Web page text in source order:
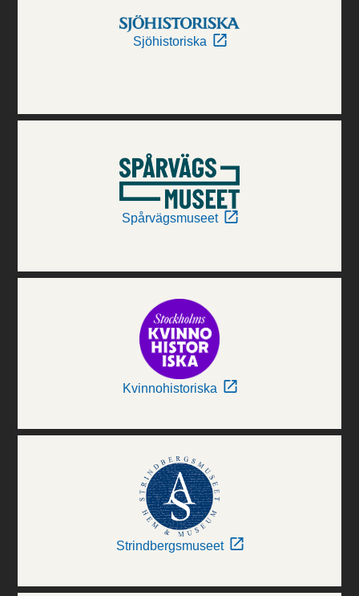
Sjöhistoriska
Spårvägsmuseet
Kvinnohistoriska
Strindbergsmuseet